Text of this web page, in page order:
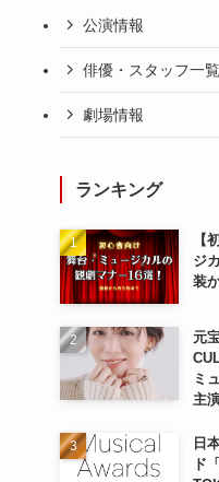
公演情報
俳優・スタッフ一覧
劇場情報
ランキング
【
ジ
装
元
ミ
主
日
ド